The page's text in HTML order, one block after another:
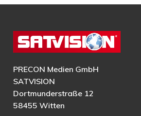
PRECON Medien GmbH
SATVISION
Dortmunderstraße 12
58455 Witten